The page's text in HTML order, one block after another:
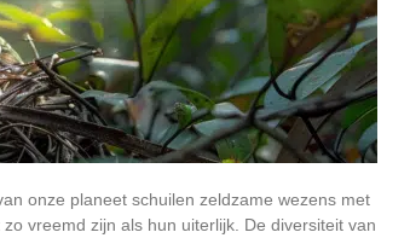
onze planeet schuilen zeldzame wezens met
vreemd zijn als hun uiterlijk. De diversiteit van